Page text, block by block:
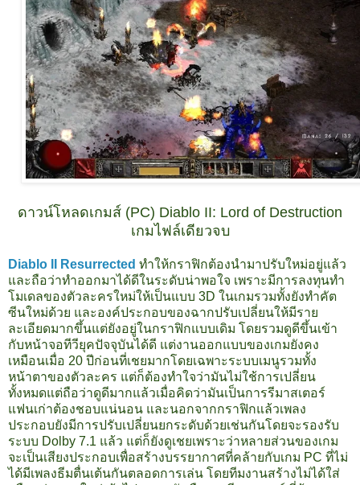
ดาวน์โหลดเกมส์ (PC) Diablo II: Lord of Destruction
เกมไฟล์เดียวจบ
Diablo II Resurrected ทำให้กราฟิกต้องนำมาปรับใหม่อยู่แล้ว
และถือว่าทำออกมาได้ดีในระดับน่าพอใจ เพราะมีการลงทุนทำ
โมเดลของตัวละครใหม่ให้เป็นแบบ 3D ในเกมรวมทั้งยังทำคัต
ซีนใหม่ด้วย และองค์ประกอบของฉากปรับเปลี่ยนให้มีราย
ละเอียดมากขึ้นแต่ยังอยู่ในกราฟิกแบบเดิม โดยรวมดูดีขึ้นเข้า
กับหน้าจอทีวียุคปัจจุบันได้ดี แต่งานออกแบบของเกมยังคง
เหมือนเมื่อ 20 ปีก่อนที่เชยมากโดยเฉพาะระบบเมนูรวมทั้ง
หน้าตาของตัวละคร แต่ก็ต้องทำใจว่ามันไม่ใช้การเปลี่ยน
ทั้งหมดแต่ถือว่าดูดีมากแล้วเมื่อคิดว่ามันเป็นการรีมาสเตอร์
แฟนเก่าต้องชอบแน่นอน และนอกจากกราฟิกแล้วเพลง
ประกอบยังมีการปรับเปลี่ยนยกระดับด้วยเช่นกันโดยจะรองรับ
ระบบ Dolby 7.1 แล้ว แต่ก็ยังดูเชยเพราะว่าหลายส่วนของเกม
จะเป็นเสียงประกอบเพื่อสร้างบรรยากาศที่คล้ายกับเกม PC ที่ไม่
ได้มีเพลงธีมตื่นเต้นกันตลอดการเล่น โดยทีมงานสร้างไม่ได้ใส่